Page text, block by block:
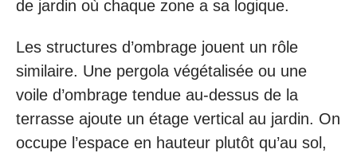
de jardin où chaque zone a sa logique.
Les structures d’ombrage jouent un rôle
similaire. Une pergola végétalisée ou une
voile d’ombrage tendue au-dessus de la
terrasse ajoute un étage vertical au jardin. On
occupe l’espace en hauteur plutôt qu’au sol,